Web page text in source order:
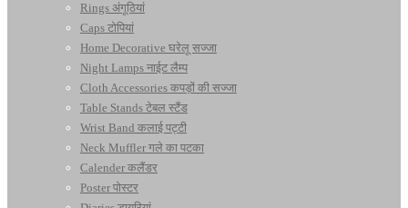
Rings अंगूठियां
Caps टोपियां
Home Decorative घरेलू सज्जा
Night Lamps नाईट लैम्प
Cloth Accessories कपड़ों की सज्जा
Table Stands टेबल स्टैंड
Wrist Band कलाई पट्टी
Neck Muffler गले का पटका
Calender कलैंडर
Poster पोस्टर